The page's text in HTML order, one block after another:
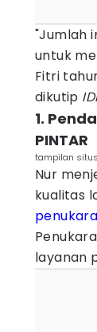
"Jumlah
untuk
Fitri
dikutip
1.
PINTAR
tampilan situs
Nur
kualitas
layanan